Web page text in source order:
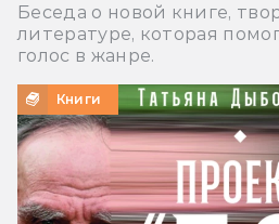
Беседа о новой книге,
литературе, которая
голос в жанре.
Книги